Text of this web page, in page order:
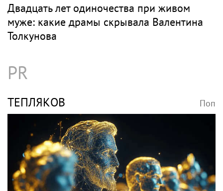
Двадцать лет одиночества при живом
муже: какие драмы скрывала Валентина
Толкунова
PR
ТЕПЛЯКОВ Поп